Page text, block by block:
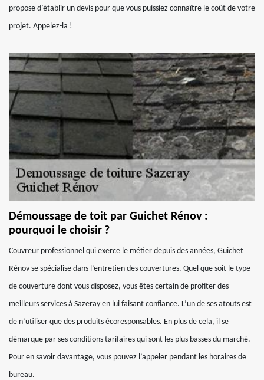
propose d’établir un devis pour que vous puissiez connaître le coût de votre
projet. Appelez-la !
Démoussage de toit par Guichet Rénov :
pourquoi le choisir ?
Couvreur professionnel qui exerce le métier depuis des années, Guichet
Rénov se spécialise dans l’entretien des couvertures. Quel que soit le type
de couverture dont vous disposez, vous êtes certain de profiter des
meilleurs services à Sazeray en lui faisant confiance. L’un de ses atouts est
de n’utiliser que des produits écoresponsables. En plus de cela, il se
démarque par ses conditions tarifaires qui sont les plus basses du marché.
Pour en savoir davantage, vous pouvez l’appeler pendant les horaires de
bureau.